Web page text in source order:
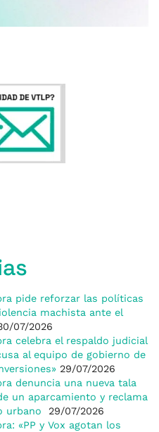
pide reforzar las políticas
machista ante el
07/2026
celebra el respaldo judicial
al equipo de gobierno de
29/07/2026
denuncia una nueva tala
un aparcamiento y reclama
urbano
29/07/2026
«PP y Vox agotan los